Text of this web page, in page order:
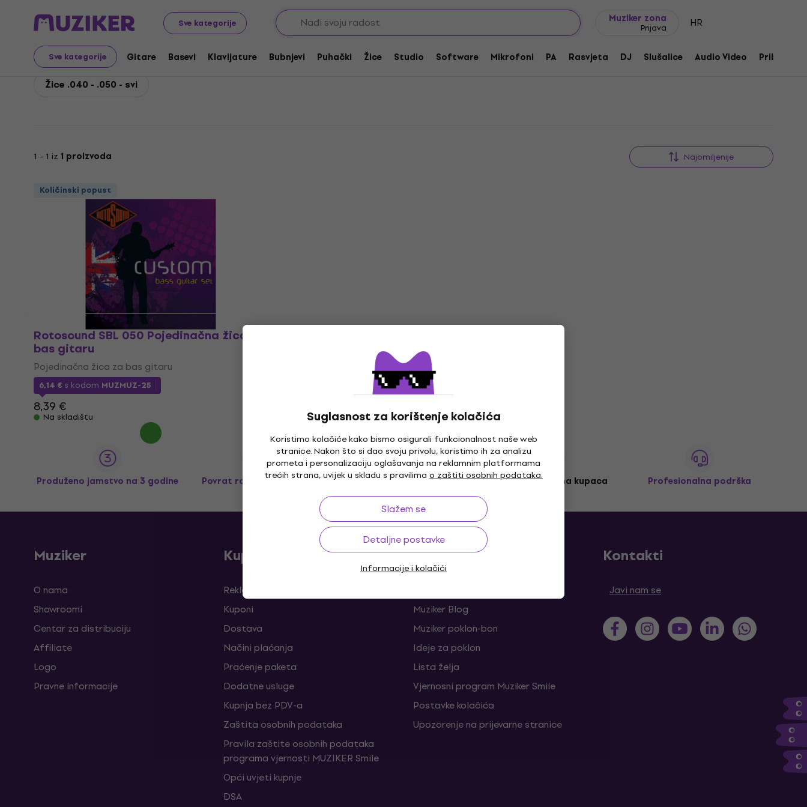
Sve kategorije
Muziker zona
Prijava HR
Sve kategorije Gitare Basevi Klavijature Bubnjevi Puhački Žice Studio Software Mikrofoni PA Rasvjeta DJ Slušalice Audio Video Pribor
Suglasnost za korištenje kolačića
Koristimo kolačiće kako bismo osigurali funkcionalnost naše web
stranice. Nakon što si dao svoju privolu, koristimo ih za analizu
prometa i personalizaciju oglašavanja na reklamnim platformama
trećih strana, uvijek u skladu s pravilima o zaštiti osobnih podataka.
Slažem se
Detaljne postavke
Informacije i kolačići
Rotosound Basevi Žice za bas gitare Pojedinačne žice za bas gitare
Rotosound Žice .040 - .050
Žice .040 - .050 - svi
1 - 1 iz 1 proizvoda Najomiljenije
Količinski popust
Rotosound SBL 050 Pojedinačna žica za
bas gitaru
Pojedinačna žica za bas gitaru
6,14 € s kodom MUZMUZ-25
8,39 €
Na skladištu
Produženo jamstvo na 3 godine Povrat robe do 30 dana Besplatna dostava od 169 € Više od 3 milijuna kupaca Profesionalna podrška
Muziker
O nama
Showroomi
Centar za distribuciju
Affiliate
Logo
Pravne informacije
Kupnja
Reklamacije i odustajanja od ugovora
Kuponi
Dostava
Načini plaćanja
Praćenje paketa
Dodatne usluge
Kupnja bez PDV-a
Zaštita osobnih podataka
Pravila zaštite osobnih podataka
programa vjernosti MUZIKER Smile
Opći uvjeti kupnje
DSA
Korisno
Muziker Blog
Muziker poklon-bon
Ideje za poklon
Lista želja
Vjernosni program Muziker Smile
Postavke kolačića
Upozorenje na prijevarne stranice
Kontakti
Javi nam se